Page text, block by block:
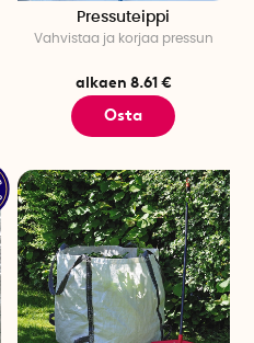
Pressuteippi
Vahvistaa ja korjaa pressun
alkaen 8.61 €
Osta